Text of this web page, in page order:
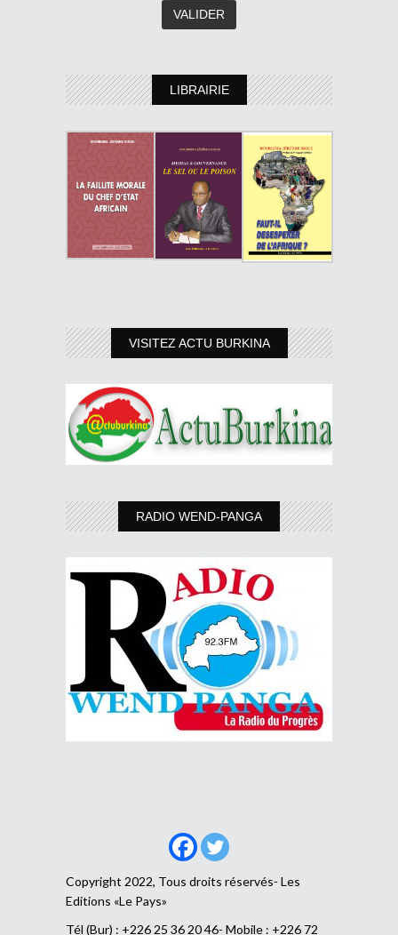
LIBRAIRIE
VISITEZ ACTU BURKINA
RADIO WEND-PANGA
Copyright 2022, Tous droits réservés- Les
Editions «Le Pays»
Tél (Bur) : +226 25 36 20 46- Mobile : +226 72